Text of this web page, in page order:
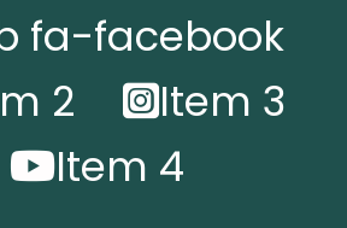
fa-facebook
2
Item 3
Item 4